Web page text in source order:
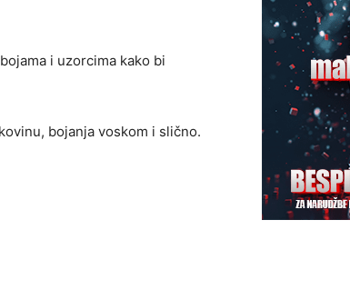
i uzorcima kako bi
bojanja voskom i slično.